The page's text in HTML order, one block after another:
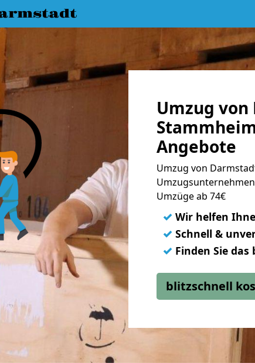
Umzug
Angebote
Umzug von
Umzüge ab 74€
✓ Wir helfen
✓ Schnell &
✓ Finden Sie
blitzschnell